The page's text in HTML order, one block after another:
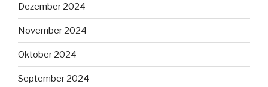
Dezember 2024
November 2024
Oktober 2024
September 2024